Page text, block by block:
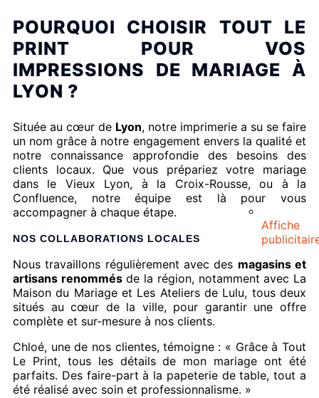
Affiche
POURQUOI CHOISIR TOUT LE
PRINT POUR VOS
IMPRESSIONS DE MARIAGE À
LYON ?
Située au cœur de Lyon, notre imprimerie a su se faire
un nom grâce à notre engagement envers la qualité et
notre connaissance approfondie des besoins des
clients locaux. Que vous prépariez votre mariage
dans le Vieux Lyon, à la Croix-Rousse, ou à la
Confluence, notre équipe est là pour vous
accompagner à chaque étape.
NOS COLLABORATIONS LOCALES
Nous travaillons régulièrement avec des magasins et
artisans renommésde la région, notamment avec La
Maison du Mariage et Les Ateliers de Lulu, tous deux
situés au cœur de la ville, pour garantir une offre
complète et sur-mesure à nos clients.
Chloé, une de nos clientes, témoigne : « Grâce à Tout
Le Print, tous les détails de mon mariage ont été
parfaits. Des faire-part à la papeterie de table, tout a
été réalisé avec soin et professionnalisme. »